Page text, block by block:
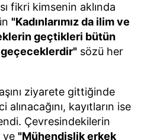
fikri kimsenin aklında
"Kadınlarımız da ilim ve
geçtikleri bütün
sözü her
ziyarete gittiğinde
kayıtların ise
Çevresindekilerin
ve "Mühendislik erkek